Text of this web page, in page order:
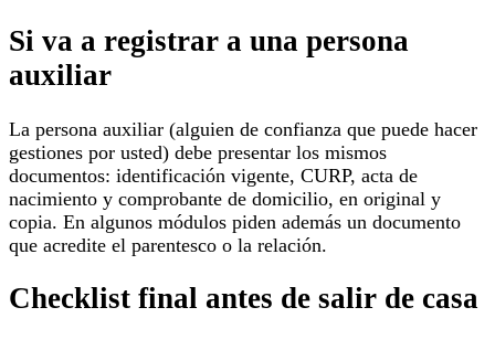
Si va a registrar a una persona
auxiliar
La persona auxiliar (alguien de confianza que puede hacer
gestiones por usted) debe presentar los mismos
documentos: identificación vigente, CURP, acta de
nacimiento y comprobante de domicilio, en original y
copia. En algunos módulos piden además un documento
que acredite el parentesco o la relación.
Checklist final antes de salir de casa